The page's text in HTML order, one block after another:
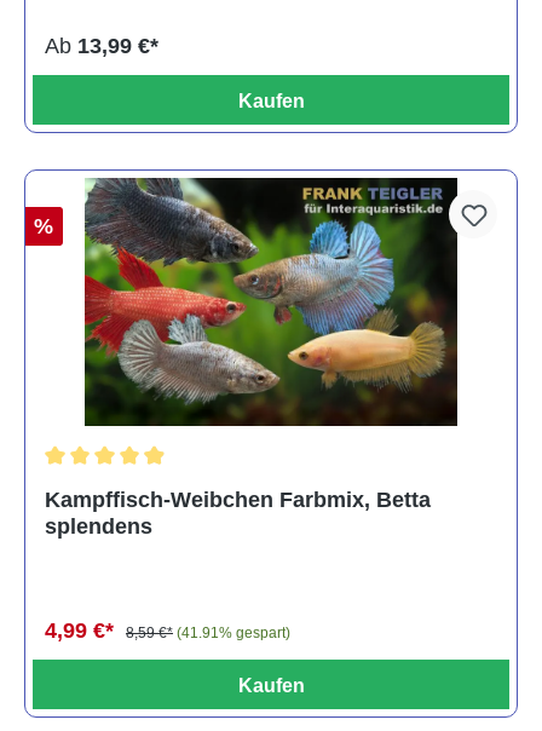
Ab 13,99 €*
Kaufen
%
Kampffisch-Weibchen Farbmix, Betta
splendens
4,99 €* 8,59 €* (41.91% gespart)
Kaufen